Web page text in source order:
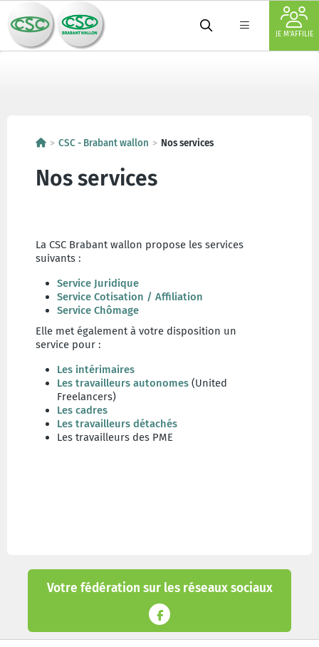
JE M'AFFILIE
Votre fédération sur les réseaux sociaux
CSC - Brabant wallon Nos services
Nos services
La CSC Brabant wallon propose les services
suivants :
Service Juridique
Service Cotisation / Affiliation
Service Chômage
Elle met également à votre disposition un
service pour :
Les intérimaires
Les travailleurs autonomes (United
Freelancers)
Les cadres
Les travailleurs détachés
Les travailleurs des PME